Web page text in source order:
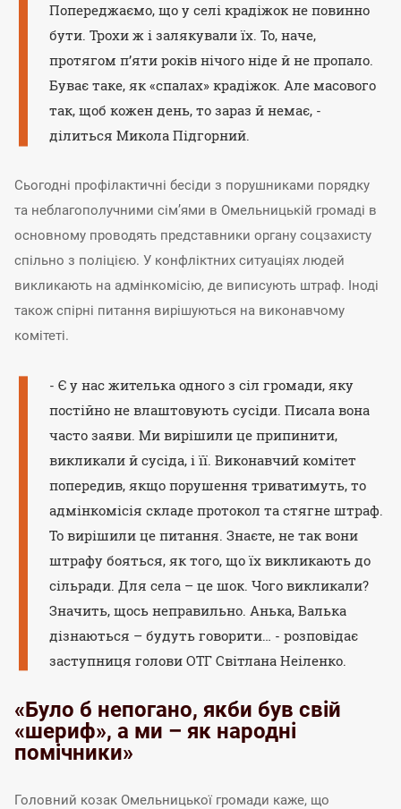
Попереджаємо, що у селі крадіжок не повинно
бути. Трохи ж і залякували їх. То, наче,
протягом п’яти років нічого ніде й не пропало.
Буває таке, як «спалах» крадіжок. Але масового
так, щоб кожен день, то зараз й немає, -
ділиться Микола Підгорний.
Сьогодні профілактичні бесіди з порушниками порядку
та неблагополучними сім’ями в Омельницькій громаді в
основному проводять представники органу соцзахисту
спільно з поліцією. У конфліктних ситуаціях людей
викликають на адмінкомісію, де виписують штраф. Іноді
також спірні питання вирішуються на виконавчому
комітеті.
- Є у нас жителька одного з сіл громади, яку
постійно не влаштовують сусіди. Писала вона
часто заяви. Ми вирішили це припинити,
викликали й сусіда, і її. Виконавчий комітет
попередив, якщо порушення триватимуть, то
адмінкомісія складе протокол та стягне штраф.
То вирішили це питання. Знаєте, не так вони
штрафу бояться, як того, що їх викликають до
сільради. Для села – це шок. Чого викликали?
Значить, щось неправильно. Анька, Валька
дізнаються – будуть говорити… - розповідає
заступниця голови ОТГ Світлана Неіленко.
«Було б непогано, якби був свій
«шериф», а ми – як народні
помічники»
Головний козак Омельницької громади каже, що